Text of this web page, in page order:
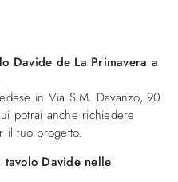
Davide de La Primavera a
in Via S.M. Davanzo, 90
potrai anche richiedere
il tuo progetto.
Davide nelle